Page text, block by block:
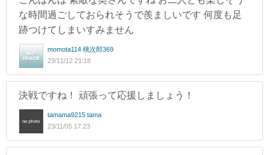
な時間過ごしておられそうで羨ましいです 何度も足
跡つけてしまいすみません
momota114 桃次郎369
23/11/12 21:18
決戦ですね！ 頑張って応援しましょう！
tamama9215 tama
23/11/05 17:23